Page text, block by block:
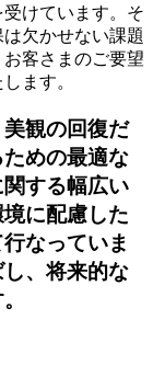
けています。そ
欠かせない課題
客さまのご要望
ます。
観の回復だ
めの最適な
する幅広い
に配慮した
なっていま
、将来的な